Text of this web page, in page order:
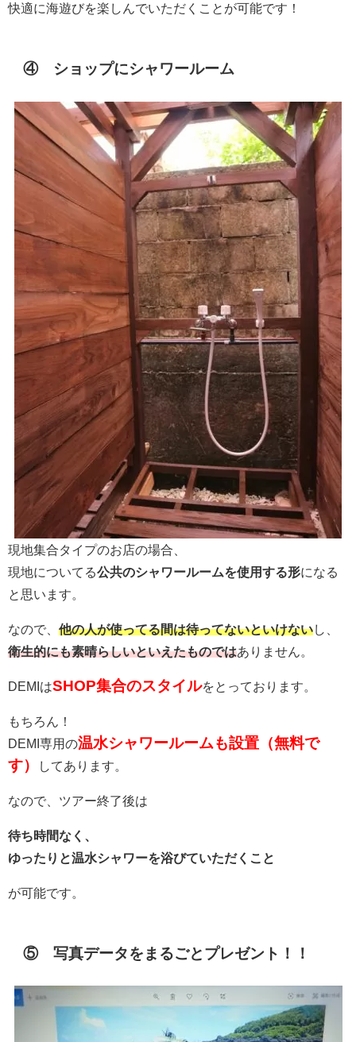
快適に海遊びを楽しんでいただくことが可能です！
④ ショップにシャワールーム
現地集合タイプのお店の場合、
現地についてる公共のシャワールームを使用する形になる
と思います。
なので、 他の人が使ってる間は待ってないといけないし、
衛生的にも素晴らしいといえたものではありません。
DEMIはSHOP集合のスタイルをとっております。
もちろん！
DEMI専用の温水シャワールームも設置（無料で
す）
してあります。
なので、ツアー終了後は
待ち時間なく、
ゆったりと温水シャワーを浴びていただくこと
が可能です。
⑤ 写真データをまるごとプレゼント！！